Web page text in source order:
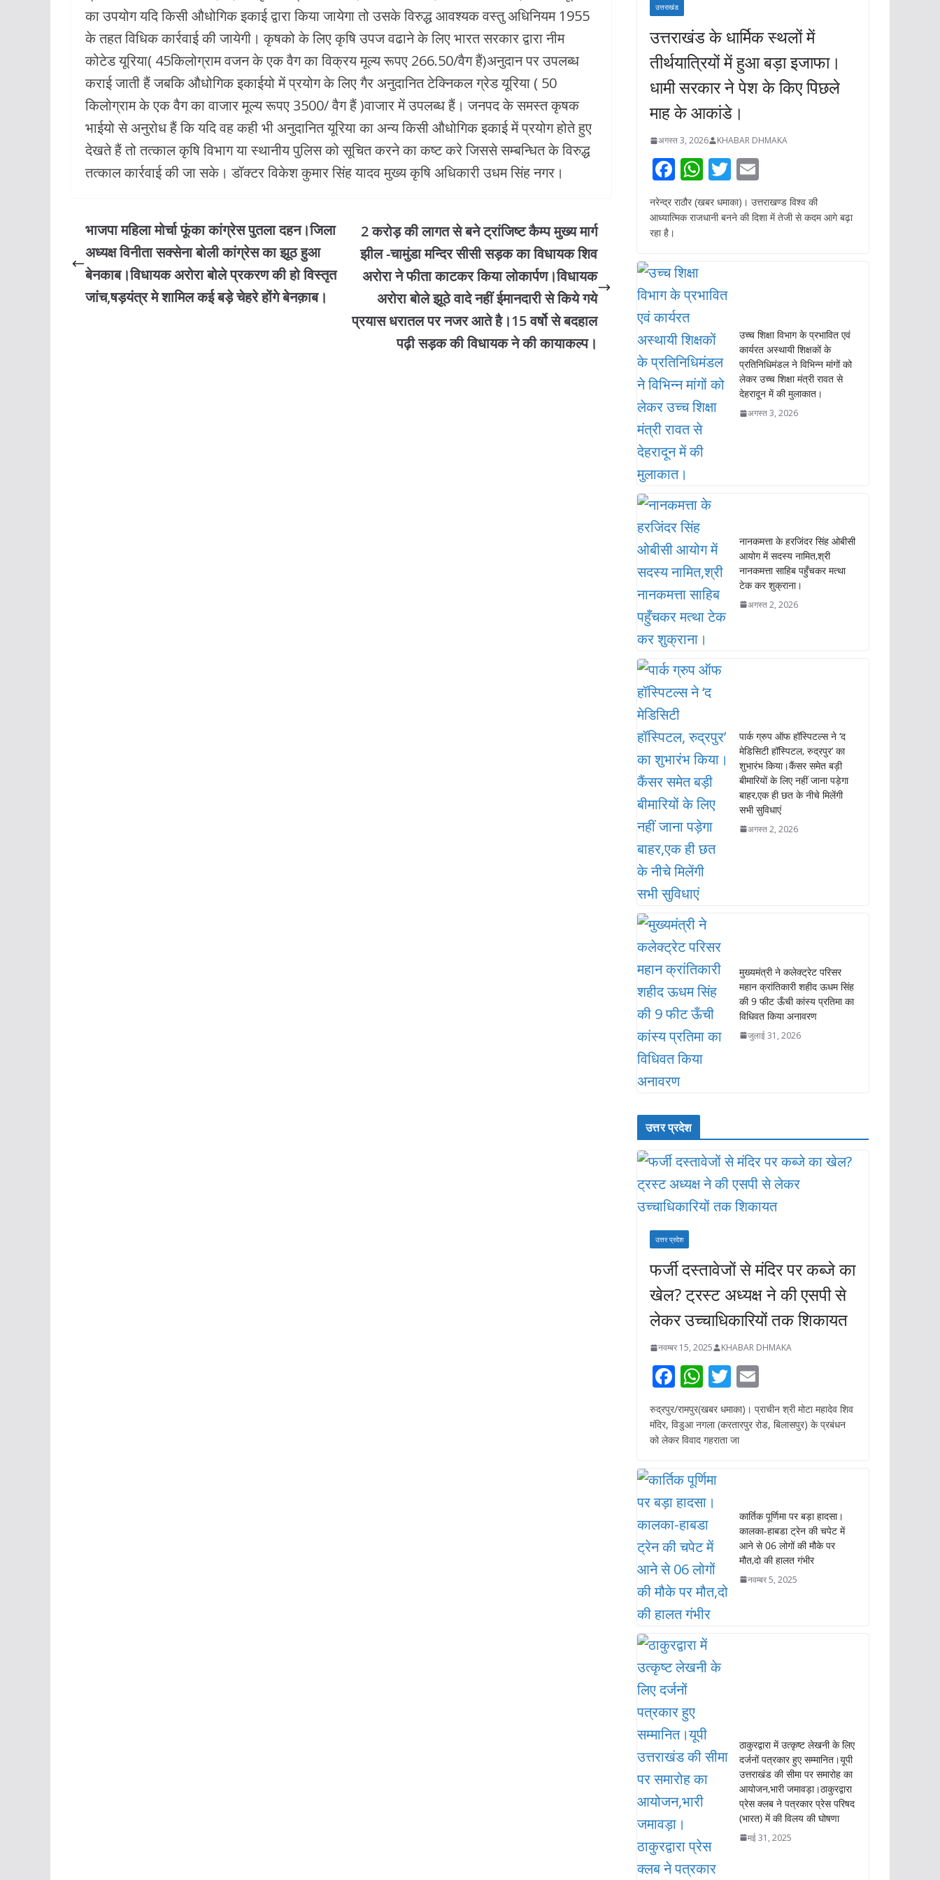
का उपयोग यदि किसी औधोगिक इकाई द्वारा किया जायेगा तो उसके विरुद्ध आवश्यक वस्तु अधिनियम 1955
के तहत विधिक कार्रवाई की जायेगी। कृषको के लिए कृषि उपज वढाने के लिए भारत सरकार द्वारा नीम
कोटेड यूरिया( 45किलोग्राम वजन के एक वैग का विक्रय मूल्य रूपए 266.50/वैग हैं)अनुदान पर उपलब्ध
कराई जाती हैं जबकि औधोगिक इकाईयो में प्रयोग के लिए गैर अनुदानित टेक्निकल ग्रेड यूरिया ( 50
किलोग्राम के एक वैग का वाजार मूल्य रूपए 3500/ वैग हैं )वाजार में उपलब्ध हैं। जनपद के समस्त कृषक
भाईयो से अनुरोध हैं कि यदि वह कही भी अनुदानित यूरिया का अन्य किसी औधोगिक इकाई में प्रयोग होते हुए
देखते हैं तो तत्काल कृषि विभाग या स्थानीय पुलिस को सूचित करने का कष्ट करे जिससे सम्बन्धित के विरुद्ध
तत्काल कार्रवाई की जा सके। डॉक्टर विकेश कुमार सिंह यादव मुख्य कृषि अधिकारी उधम सिंह नगर।
भाजपा महिला मोर्चा फूंका कांग्रेस पुतला दहन।जिला
अध्यक्ष विनीता सक्सेना बोली कांग्रेस का झूठ हुआ
बेनकाब।विधायक अरोरा बोले प्रकरण की हो विस्तृत
जांच,षड़यंत्र मे शामिल कई बड़े चेहरे होंगे बेनक़ाब।
2 करोड़ की लागत से बने ट्रांजिष्ट कैम्प मुख्य मार्ग
झील -चामुंडा मन्दिर सीसी सड़क का विधायक शिव
अरोरा ने फीता काटकर किया लोकार्पण।विधायक
अरोरा बोले झूठे वादे नहीं ईमानदारी से किये गये
प्रयास धरातल पर नजर आते है।15 वर्षो से बदहाल
पढ़ी सड़क की विधायक ने की कायाकल्प।
उत्तराखंड
उत्तराखंड के धार्मिक स्थलों में
तीर्थयात्रियों में हुआ बड़ा इजाफा।
धामी सरकार ने पेश के किए पिछले
माह के आकांडे।
अगस्त 3, 2026 KHABAR DHMAKA
F
ac
e
o
o
k
W
h
at
p
p
T
w
itt
m
ai
नरेन्द्र राठौर (खबर धमाका)। उत्तराखण्ड विश्व की
आध्यात्मिक राजधानी बनने की दिशा में तेजी से कदम आगे बढ़ा
रहा है।
उच्च शिक्षा विभाग के प्रभावित एवं
कार्यरत अस्थायी शिक्षकों के
प्रतिनिधिमंडल ने विभिन्न मांगों को
लेकर उच्च शिक्षा मंत्री रावत से
देहरादून में की मुलाकात।
अगस्त 3, 2026
नानकमत्ता के हरजिंदर सिंह ओबीसी
आयोग में सदस्य नामित,श्री
नानकमत्ता साहिब पहुँचकर मत्था
टेक कर शुक्राना।
अगस्त 2, 2026
पार्क ग्रुप ऑफ हॉस्पिटल्स ने ‘द
मेडिसिटी हॉस्पिटल, रुद्रपुर’ का
शुभारंभ किया।कैंसर समेत बड़ी
बीमारियों के लिए नहीं जाना पड़ेगा
बाहर,एक ही छत के नीचे मिलेंगी
सभी सुविधाएं
अगस्त 2, 2026
मुख्यमंत्री ने कलेक्ट्रेट परिसर
महान क्रांतिकारी शहीद ऊधम सिंह
की 9 फीट ऊँची कांस्य प्रतिमा का
विधिवत किया अनावरण
जुलाई 31, 2026
उत्तर प्रदेश
उत्तर प्रदेश
फर्जी दस्तावेजों से मंदिर पर कब्जे का
खेल? ट्रस्ट अध्यक्ष ने की एसपी से
लेकर उच्चाधिकारियों तक शिकायत
नवम्बर 15, 2025 KHABAR DHMAKA
F
ac
e
b
o
k
W
h
at
s
A
p
p
T
w
itt
er
m
ai
रुद्रपुर/रामपुर(खबर धमाका)। प्राचीन श्री मोटा महादेव शिव
मंदिर, विडुआ नगला (करतारपुर रोड, बिलासपुर) के प्रबंधन
को लेकर विवाद गहराता जा
कार्तिक पूर्णिमा पर बड़ा हादसा।
कालका-हाबडा ट्रेन की चपेट में
आने से 06 लोगों की मौके पर
मौत,दो की हालत गंभीर
नवम्बर 5, 2025
ठाकुरद्वारा में उत्कृष्ट लेखनी के लिए
दर्जनों पत्रकार हुए सम्मानित।यूपी
उत्तराखंड की सीमा पर समारोह का
आयोजन,भारी जमावड़ा।ठाकुरद्वारा
प्रेस क्लब ने पत्रकार प्रेस परिषद
(भारत) में की विलय की घोषणा
मई 31, 2025